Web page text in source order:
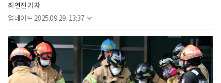
최연진 기자
업데이트 2025.09.29. 13:37